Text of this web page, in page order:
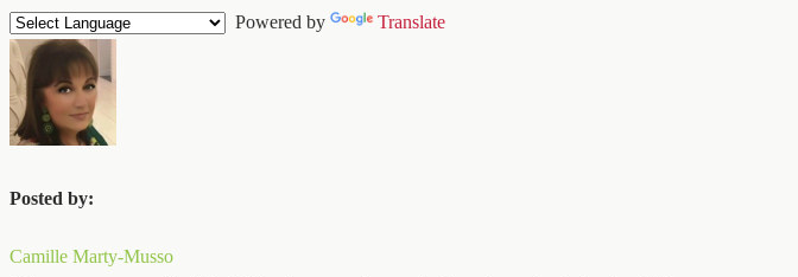
Powered by Translate
Posted by:
Camille Marty-Musso